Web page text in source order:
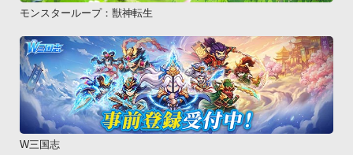
モンスターループ：獣神転生
W三国志